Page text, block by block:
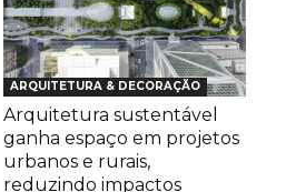
ARQUITETURA & DECORAÇÃO
Arquitetura sustentável
ganha espaço em projetos
urbanos e rurais,
reduzindo impactos